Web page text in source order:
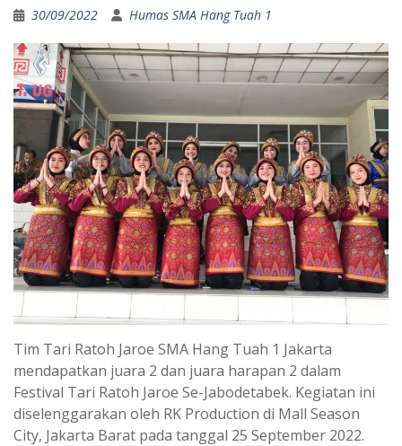
30/09/2022 Humas SMA Hang Tuah 1
Tim Tari Ratoh Jaroe SMA Hang Tuah 1 Jakarta
mendapatkan juara 2 dan juara harapan 2 dalam
Festival Tari Ratoh Jaroe Se-Jabodetabek. Kegiatan ini
diselenggarakan oleh RK Production di Mall Season
City, Jakarta Barat pada tanggal 25 September 2022.